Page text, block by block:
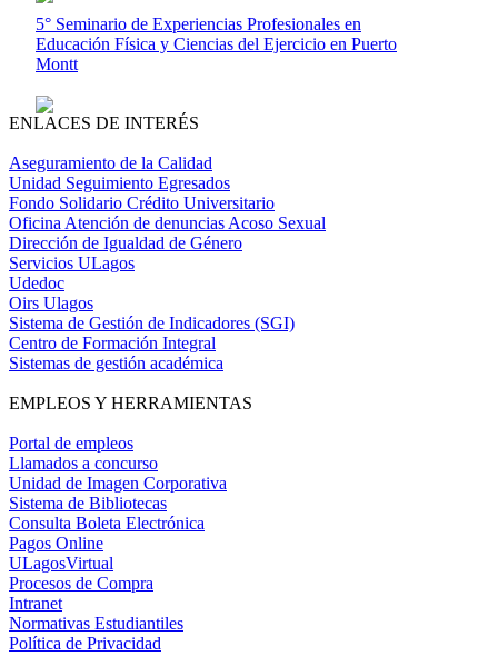
5° Seminario de Experiencias Profesionales en
Educación Física y Ciencias del Ejercicio en Puerto
Montt
ENLACES DE INTERÉS
Aseguramiento de la Calidad
Unidad Seguimiento Egresados
Fondo Solidario Crédito Universitario
Oficina Atención de denuncias Acoso Sexual
Dirección de Igualdad de Género
Servicios ULagos
Udedoc
Oirs Ulagos
Sistema de Gestión de Indicadores (SGI)
Centro de Formación Integral
Sistemas de gestión académica
EMPLEOS Y HERRAMIENTAS
Portal de empleos
Llamados a concurso
Unidad de Imagen Corporativa
Sistema de Bibliotecas
Consulta Boleta Electrónica
Pagos Online
ULagosVirtual
Procesos de Compra
Intranet
Normativas Estudiantiles
Política de Privacidad